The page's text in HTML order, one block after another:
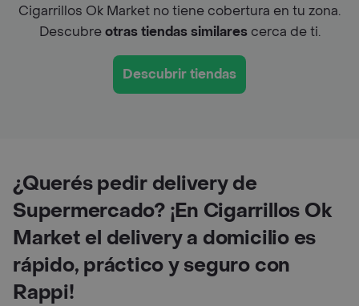
Cigarrillos Ok Market no tiene cobertura en tu zona.
Descubreotras tiendas similarescerca de ti.
Descubrir tiendas
¿Querés pedir delivery de
Supermercado? ¡En Cigarrillos Ok
Market el delivery a domicilio es
rápido, práctico y seguro con
Rappi!